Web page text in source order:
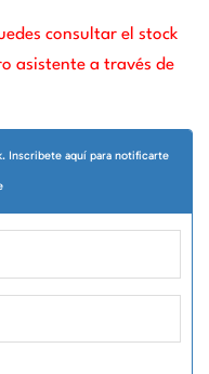
consultar el stock
asistente a través de
Inscribete aquí para notificarte